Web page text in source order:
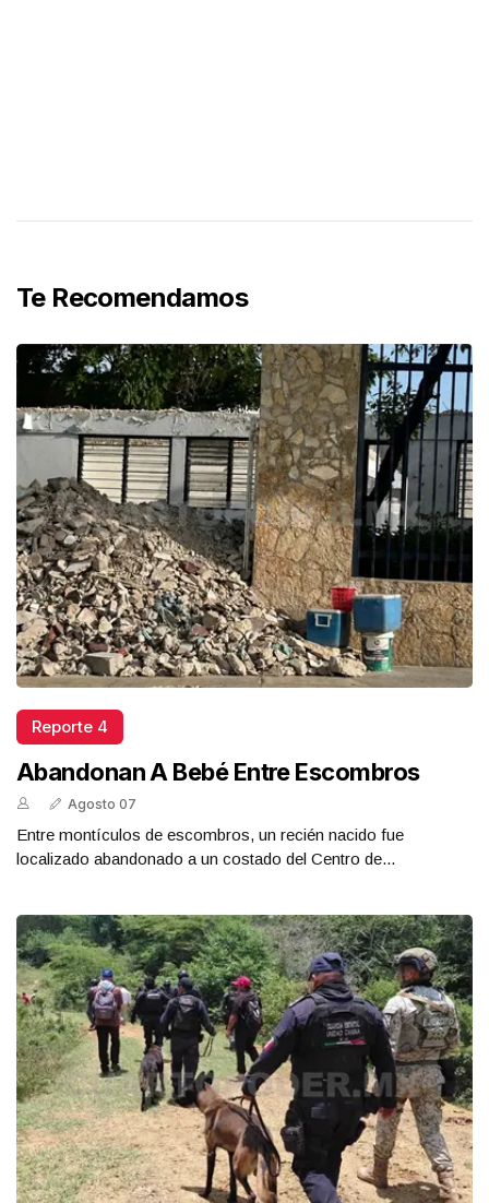
Te Recomendamos
Reporte 4
Abandonan A Bebé Entre Escombros
Agosto 07
Entre montículos de escombros, un recién nacido fue
localizado abandonado a un costado del Centro de...